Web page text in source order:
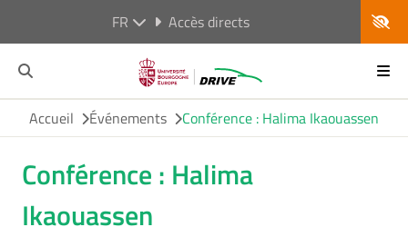
FR Accès directs
Accueil Événements Conférence : Halima Ikaouassen
Conférence : Halima
Ikaouassen